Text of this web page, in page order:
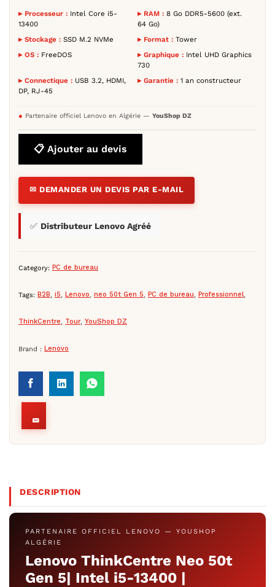
▸ Processeur : Intel Core i5-
13400
▸ RAM : 8 Go DDR5-5600 (ext.
64 Go)
▸ Stockage : SSD M.2 NVMe ▸ Format : Tower
▸ OS : FreeDOS ▸ Graphique : Intel UHD Graphics
730
▸ Connectique : USB 3.2, HDMI,
DP, RJ-45
▸ Garantie : 1 an constructeur
● Partenaire officiel Lenovo en Algérie — YouShop DZ
📋 Ajouter au devis
✉ DEMANDER UN DEVIS PAR E-MAIL
✅ Distributeur Lenovo Agréé
Category: PC de bureau
Tags: B2B, i5, Lenovo, neo 50t Gen 5, PC de bureau, Professionnel,
ThinkCentre, Tour, YouShop DZ
Brand : Lenovo
DESCRIPTION
PARTENAIRE OFFICIEL LENOVO — YOUSHOP
ALGÉRIE
Lenovo ThinkCentre Neo 50t
Gen 5| Intel i5-13400 |